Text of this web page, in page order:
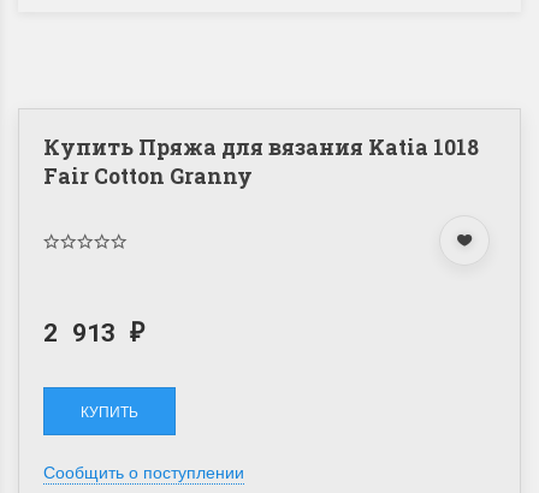
Купить Пряжа для вязания Katia 1018
Fair Cotton Granny
2 913 ₽
Сообщить о поступлении